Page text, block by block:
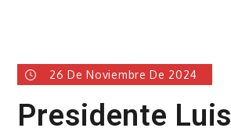
26 De Noviembre De 2024
Presidente Luis